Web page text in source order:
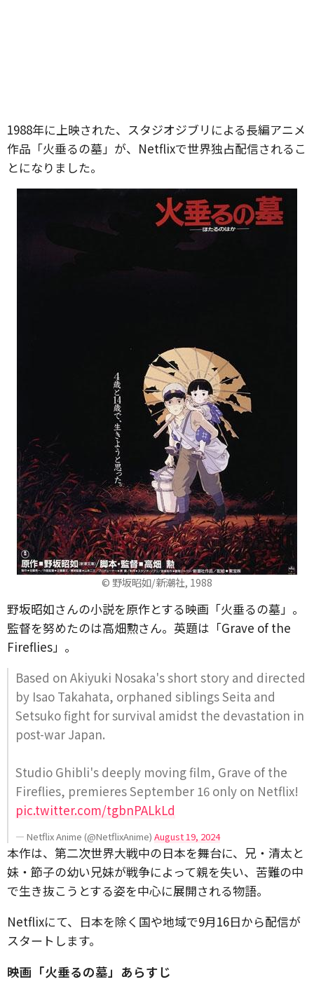
1988年に上映された、スタジオジブリによる長編アニメ
作品「火垂るの墓」が、Netflixで世界独占配信されるこ
とになりました。
© 野坂昭如/新潮社, 1988
野坂昭如さんの小説を原作とする映画「火垂るの墓」。
監督を努めたのは高畑勲さん。英題は「Grave of the
Fireflies」。
Based on Akiyuki Nosaka's short story and directed
by Isao Takahata, orphaned siblings Seita and
Setsuko fight for survival amidst the devastation in
post-war Japan.
Studio Ghibli's deeply moving film, Grave of the
Fireflies, premieres September 16 only on Netflix!
pic.twitter.com/tgbnPALkLd
— Netflix Anime (@NetflixAnime) August 19, 2024
本作は、第二次世界大戦中の日本を舞台に、兄・清太と
妹・節子の幼い兄妹が戦争によって親を失い、苦難の中
で生き抜こうとする姿を中心に展開される物語。
Netflixにて、日本を除く国や地域で9月16日から配信が
スタートします。
映画「火垂るの墓」あらすじ